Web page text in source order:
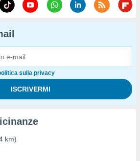
sulla privacy
km)